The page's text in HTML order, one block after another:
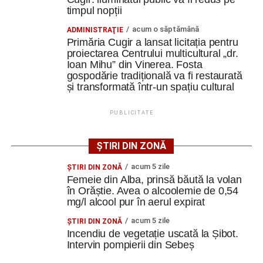
Jiul Petroșani: Iliescu/cpt. – Gogescu, Dobre, A. Dinu,
Hondorocu – Giurică, Morariu – Vreja, Viașu, Buțurcă –
Trip; rezerve Krupenschi, Fulga, Nițu, Mihăilă, Polgar, R.
Călin, Covaci, Păcuraru, D. Popa. Antrenor Sorin Bălu
Adaugă cugirinfo.ro ca sursă
preferată pe Google
Ultimele știri din Cugir
„Roș-albaștrii”, o nouă victorie în meciurile de
pregătire: Metalurgistul Cugir – FC Inter Sibiu 1-0
timpul nopții
ADMINISTRAŢIE acum o săptămână
Primăria Cugir a lansat licitația pentru
proiectarea Centrului multicultural „dr.
Ioan Mihu” din Vinerea. Fosta
gospodărie tradițională va fi restaurată
și transformată într-un spațiu cultural
PUBLICITATE
ȘTIRI DIN ZONĂ
ŞTIRI DIN ZONĂ acum 5 zile
Femeie din Alba, prinsă băută la volan
în Orăștie. Avea o alcoolemie de 0,54
mg/l alcool pur în aerul expirat
ŞTIRI DIN ZONĂ acum 5 zile
Incendiu de vegetație uscată la Șibot.
Intervin pompierii din Sebeș